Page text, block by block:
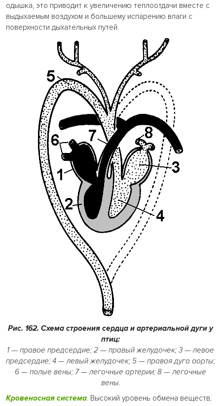
одышка, это приводит к увеличению теплоотдачи вместе с
выдыхаемым воздухом и большему испарению влаги с
поверхности дыхательных путей.
Рис. 162. Схема строения сердца и артериальной дуги у
птиц:
1 — правое предсердие; 2 — правый желудочек; 3 — левое
предсердие; 4 — левый желудочек; 5 — правая дуга аорты;
6 — полые вены; 7 — легочные артерии; 8 — легочные
вены.
Кровеносная система. Высокий уровень обмена веществ,